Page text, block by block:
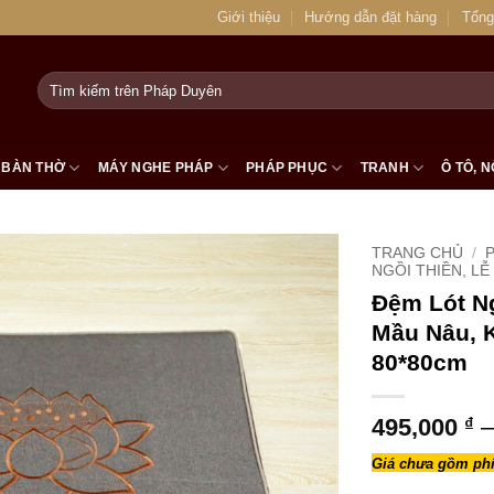
Giới thiệu Hướng dẫn đặt hàng
Tìm
kiếm:
BÀN THỜ MÁY NGHE PHÁP PHÁP PHỤC TRANH Ô TÔ,
TRANG CHỦ /
NGỒI THIỀN, LỄ
Đệm Lót
Mầu Nâu,
80*80cm
495,000 ₫ –
Giá chưa gồm